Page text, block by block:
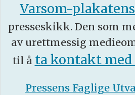
Varsom-plakatens
presseskikk. Den som
av urettmessig
til å ta kontakt med
Pressens Faglige